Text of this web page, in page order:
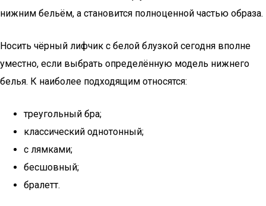
нижним бельём, а становится полноценной частью образа.
Носить чёрный лифчик с белой блузкой сегодня вполне
уместно, если выбрать определённую модель нижнего
белья. К наиболее подходящим относятся:
треугольный бра;
классический однотонный;
с лямками;
бесшовный;
бралетт.